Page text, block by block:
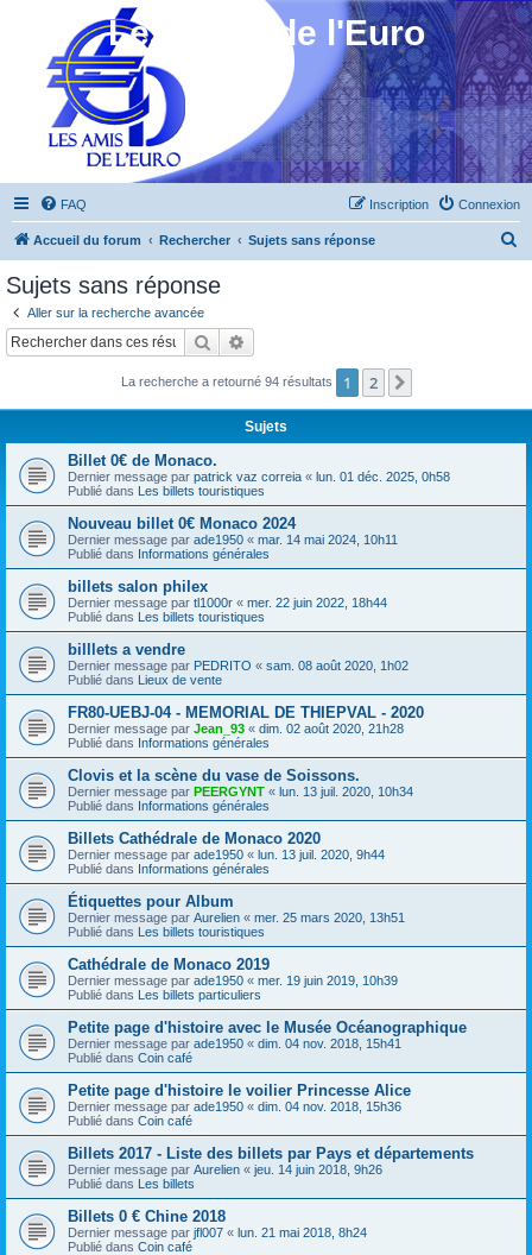
Les Amis de l'Euro
FAQ Connexion
Inscription
Accueil du forum Rechercher Sujets sans réponse
c
Sujets sans réponse
Aller sur la recherche avancée
Rechercher
La recherche a retourné 94 résultats 1 2
Sujets
Billet 0€ de Monaco.
Dernier message par patrick vaz correia « lun. 01 déc. 2025, 0h58
Publié dans Les billets touristiques
Nouveau billet 0€ Monaco 2024
Dernier message par ade1950 « mar. 14 mai 2024, 10h11
Publié dans Informations générales
billets salon philex
Dernier message par tl1000r « mer. 22 juin 2022, 18h44
Publié dans Les billets touristiques
billlets a vendre
Dernier message par PEDRITO « sam. 08 août 2020, 1h02
Publié dans Lieux de vente
FR80-UEBJ-04 - MEMORIAL DE THIEPVAL - 2020
Dernier message par Jean_93 « dim. 02 août 2020, 21h28
Publié dans Informations générales
Clovis et la scène du vase de Soissons.
Dernier message par PEERGYNT « lun. 13 juil. 2020, 10h34
Publié dans Informations générales
Billets Cathédrale de Monaco 2020
Dernier message par ade1950 « lun. 13 juil. 2020, 9h44
Publié dans Informations générales
Étiquettes pour Album
Dernier message par Aurelien « mer. 25 mars 2020, 13h51
Publié dans Les billets touristiques
Cathédrale de Monaco 2019
Dernier message par ade1950 « mer. 19 juin 2019, 10h39
Publié dans Les billets particuliers
Petite page d'histoire avec le Musée Océanographique
Dernier message par ade1950 « dim. 04 nov. 2018, 15h41
Publié dans Coin café
Petite page d'histoire le voilier Princesse Alice
Dernier message par ade1950 « dim. 04 nov. 2018, 15h36
Publié dans Coin café
Billets 2017 - Liste des billets par Pays et départements
Dernier message par Aurelien « jeu. 14 juin 2018, 9h26
Publié dans Les billets
Billets 0 € Chine 2018
Dernier message par jfl007 « lun. 21 mai 2018, 8h24
Publié dans Coin café